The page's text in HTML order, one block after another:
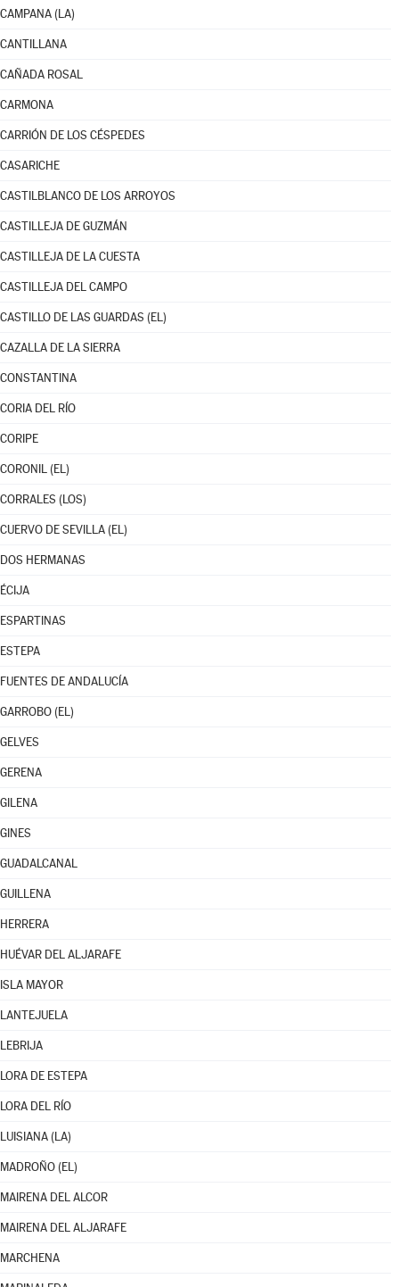
CAMPANA (LA)
CANTILLANA
CAÑADA ROSAL
CARMONA
CARRIÓN DE LOS CÉSPEDES
CASARICHE
CASTILBLANCO DE LOS ARROYOS
CASTILLEJA DE GUZMÁN
CASTILLEJA DE LA CUESTA
CASTILLEJA DEL CAMPO
CASTILLO DE LAS GUARDAS (EL)
CAZALLA DE LA SIERRA
CONSTANTINA
CORIA DEL RÍO
CORIPE
CORONIL (EL)
CORRALES (LOS)
CUERVO DE SEVILLA (EL)
DOS HERMANAS
ÉCIJA
ESPARTINAS
ESTEPA
FUENTES DE ANDALUCÍA
GARROBO (EL)
GELVES
GERENA
GILENA
GINES
GUADALCANAL
GUILLENA
HERRERA
HUÉVAR DEL ALJARAFE
ISLA MAYOR
LANTEJUELA
LEBRIJA
LORA DE ESTEPA
LORA DEL RÍO
LUISIANA (LA)
MADROÑO (EL)
MAIRENA DEL ALCOR
MAIRENA DEL ALJARAFE
MARCHENA